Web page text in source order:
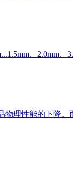
、2.0mm、
理性能的下降。